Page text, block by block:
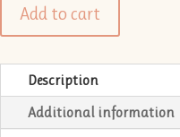
Add to cart
Description
Additional information